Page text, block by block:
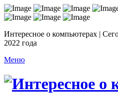
Интересное о компьютерах |
2022 года
Меню